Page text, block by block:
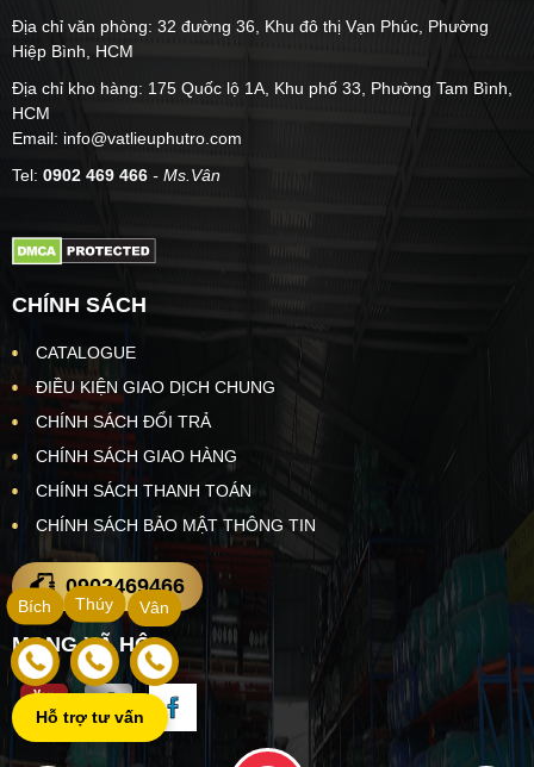
Địa chỉ văn phòng: 32 đường 36, Khu đô thị Vạn Phúc, Phường
Hiệp Bình, HCM
Địa chỉ kho hàng: 175 Quốc lộ 1A, Khu phố 33, Phường Tam Bình,
HCM
Email: info@vatlieuphutro.com
Tel: 0902 469 466 - Ms.Vân
CHÍNH SÁCH
CATALOGUE
ĐIỀU KIỆN GIAO DỊCH CHUNG
CHÍNH SÁCH ĐỔI TRẢ
CHÍNH SÁCH GIAO HÀNG
CHÍNH SÁCH THANH TOÁN
CHÍNH SÁCH BẢO MẬT THÔNG TIN
0902469466
MẠNG XÃ HỘI
Vân
Thúy
Bích
Hỗ trợ tư vấn